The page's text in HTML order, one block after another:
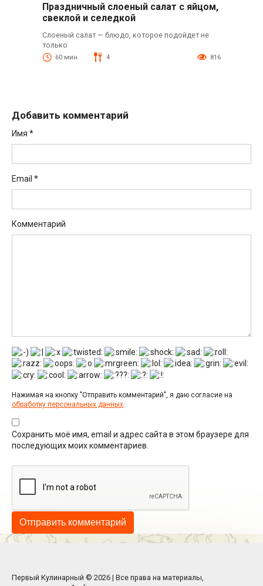
Праздничный слоеный салат с яйцом,
свеклой и селедкой
Слоеный салат — блюдо, которое подойдет не
только
60 мин. 4 816
Добавить комментарий
Имя *
Email *
Комментарий
Нажимая на кнопку "Отправить комментарий", я даю согласие на
обработку персональных данных.
Сохранить моё имя, email и адрес сайта в этом браузере для
последующих моих комментариев.
Первый Кулинарный © 2026 | Все права на материалы,